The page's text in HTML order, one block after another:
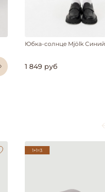
Юбка-солнце Mjölk Синий
1 849 руб
1+1=3